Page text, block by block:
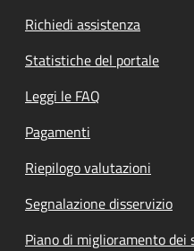
Richiedi assistenza
Statistiche del portale
Leggi le FAQ
Pagamenti
Riepilogo valutazioni
Segnalazione disservizio
Piano di miglioramento dei